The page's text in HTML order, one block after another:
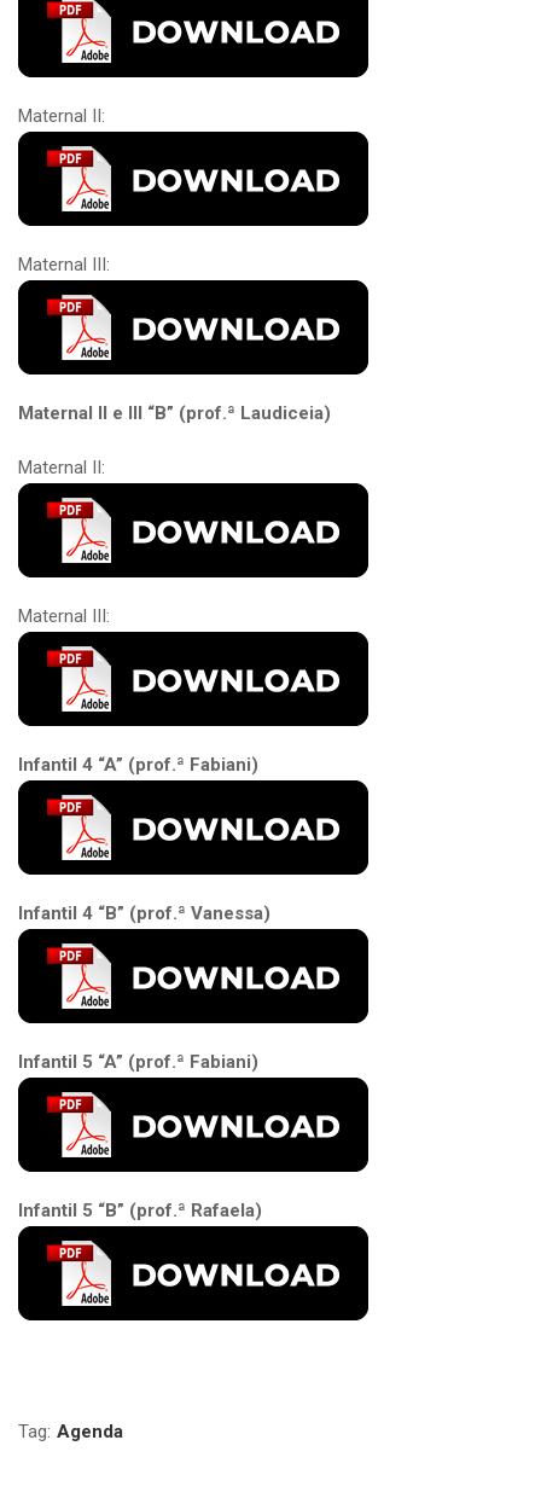
Maternal II:
Maternal III:
Maternal II e III “B” (prof.ª Laudiceia)
Maternal II:
Maternal III:
Infantil 4 “A” (prof.ª Fabiani)
Infantil 4 “B” (prof.ª Vanessa)
Infantil 5 “A” (prof.ª Fabiani)
Infantil 5 “B” (prof.ª Rafaela)
Tag: Agenda